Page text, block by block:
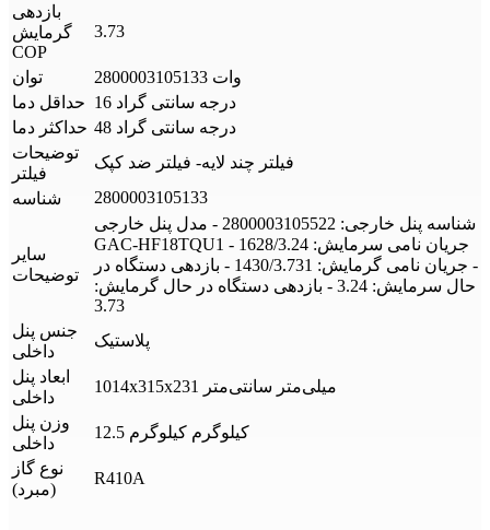
بازدهی
گرمایش
COP
3.73
توان
2800003105133 وات
حداقل دما
16 درجه سانتی گراد
حداکثر دما
48 درجه سانتی گراد
توضیحات
فیلتر
فیلتر چند لایه- فیلتر ضد کپک
شناسه
2800003105133
سایر
توضیحات
شناسه پنل خارجی: 2800003105522 - مدل پنل خارجی
GAC-HF18TQU1 - جریان نامی سرمایش: 1628/3.24
- جریان نامی گرمایش: 1430/3.731 - بازدهی دستگاه در
حال سرمایش: 3.24 - بازدهی دستگاه در حال گرمایش:
3.73
جنس پنل
داخلی
پلاستیک
ابعاد پنل
داخلی
1014x315x231 میلی‌متر سانتی‌متر
وزن پنل
داخلی
12.5 کیلوگرم کیلوگرم
نوع گاز
(مبرد)
R410A